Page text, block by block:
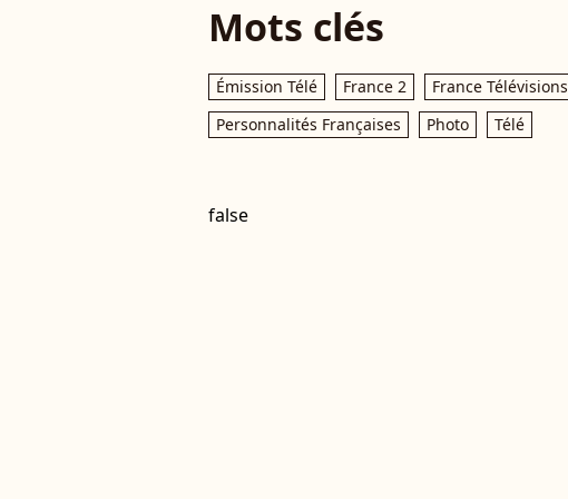
Mots clés
Émission Télé France 2 France Télévisions
Personnalités Françaises
Photo Télé
false